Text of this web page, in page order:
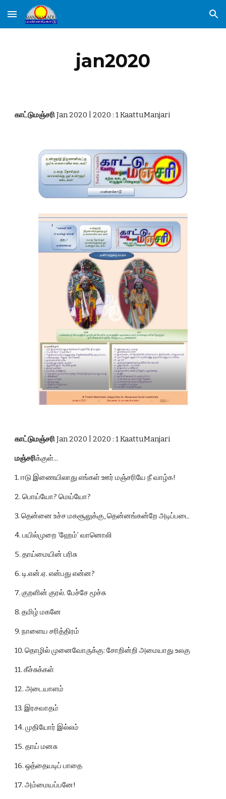
Skip to main content Skip to navigation
jan2020
காட்டுமஞ்சரி Jan 2020 | 2020 : 1 KaattuManjari
காட்டுமஞ்சரி Jan 2020 | 2020 : 1 KaattuManjari
மஞ்சரிக்குள்...
1. ஈடு இணையிலாது எங்கள் ஊர் மஞ்சரியே நீ வாழ்க!
2. பொய்யோ? மெய்யோ?
3. தென்னை உச்ச மகசூலுக்கு, தென்னங்கன்றே அடிப்படை
4. பயில்முறை ‘ஹேம்’ வானொலி
5. தாய்மையின் பரிசு
6. டி.என்.ஏ. என்பது என்ன?
7. குறளின் குரல். பேச்சே மூச்சு
8. தமிழ் மகனே
9. நாளைய சரித்திரம்
10. தொழில் முனைவோருக்கு: சோறின்றி அமையாது உலகு
11. கீச்சுக்கள்
12. அடையாளம்
13. இரசவாதம்
14. முதியோர் இல்லம்
15. தாய் மனசு
16. ஒத்தையடிப் பாதை
17. அம்மையப்பனே!